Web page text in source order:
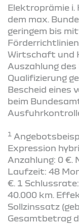
Elektroprämie i.
dem max.
geringem bis
Wirtschaft und
Auszahlung
Qualifizierung
Bescheid eines
beim
1
Expression
Anzahlung: 0 €.
Laufzeit: 48
€. 1
40.000 km.
Sollzinssatz
Gesamtbetrag